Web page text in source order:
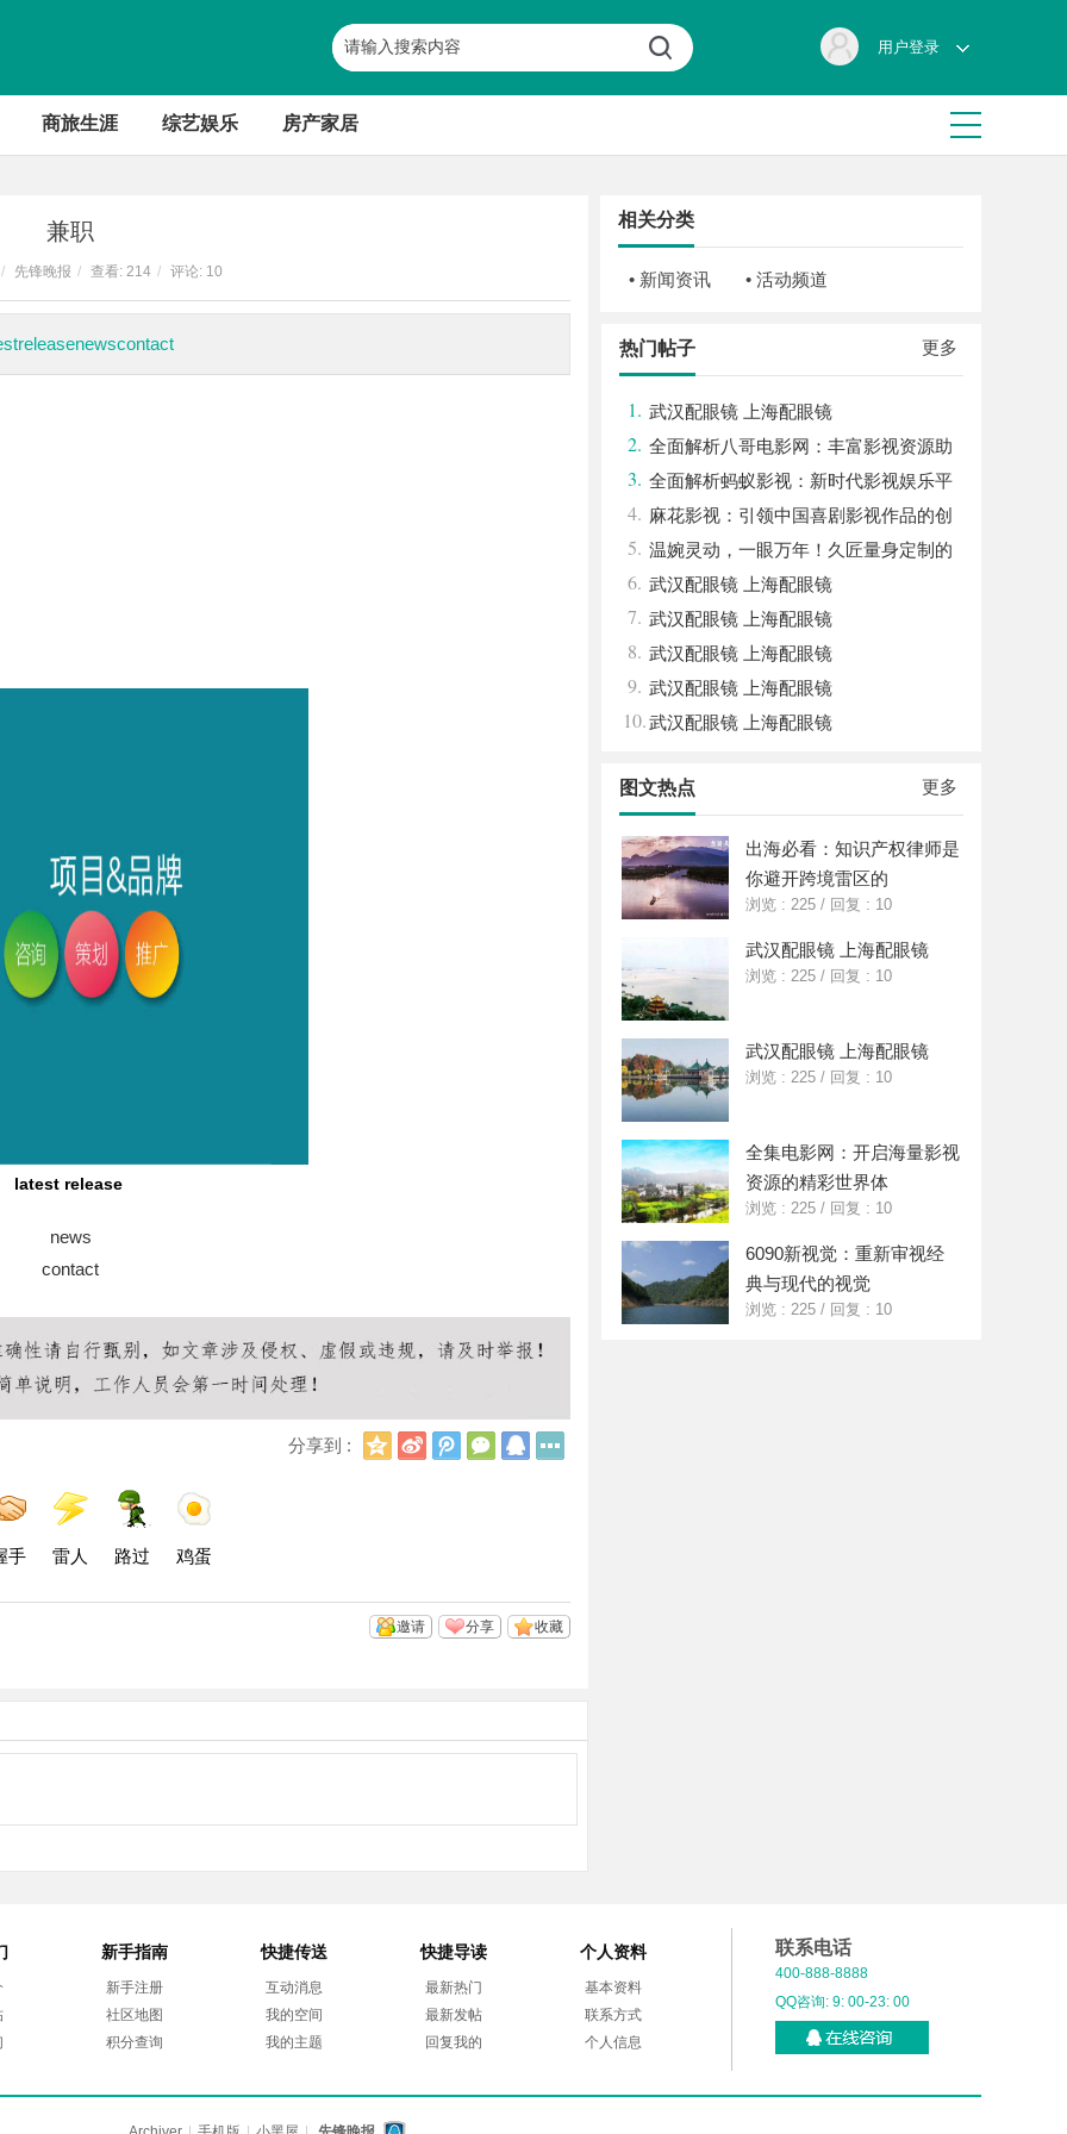
用户登录
商旅生涯 综艺娱乐 房产家居
兼职
/ 先锋晚报 / 查看: 214 / 评论: 10
latest release
news
contact
分享到 :
Q
新
浪
腾
讯
微
信
Q
手 雷人 路过 鸡蛋
收藏
分享
邀请
相关分类
• 新闻资讯 • 活动频道
更多
热门帖子
1. 武汉配眼镜 上海配眼镜
2. 全面解析八哥电影网：丰富影视资源助
力观影体验升级
3. 全面解析蚂蚁影视：新时代影视娱乐平
台的崛起与发展
4. 麻花影视：引领中国喜剧影视作品的创
新与发展之路
5. 温婉灵动，一眼万年！久匠量身定制的
眉眼唇，才是你整张脸的点睛之笔！淡颜系
女生的气质加分项
6. 武汉配眼镜 上海配眼镜
7. 武汉配眼镜 上海配眼镜
8. 武汉配眼镜 上海配眼镜
9. 武汉配眼镜 上海配眼镜
10.武汉配眼镜 上海配眼镜
更多
图文热点
出海必看：知识产权律师是
你避开跨境雷区的
浏览 : 225 / 回复 : 10
武汉配眼镜 上海配眼镜
浏览 : 225 / 回复 : 10
武汉配眼镜 上海配眼镜
浏览 : 225 / 回复 : 10
全集电影网：开启海量影视
资源的精彩世界体
浏览 : 225 / 回复 : 10
6090新视觉：重新审视经
典与现代的视觉
浏览 : 225 / 回复 : 10
新手指南
新手注册
社区地图
积分查询
快捷传送
互动消息
我的空间
我的主题
快捷导读
最新热门
最新发帖
回复我的
个人资料
基本资料
联系方式
个人信息
联系电话
400-888-8888
QQ咨询: 9: 00-23: 00